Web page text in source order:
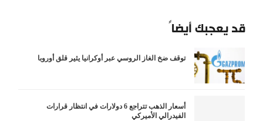
قد يعجبك أيضاً
توقف ضخ الغاز الروسي عبر أوكرانيا يثير قلق أوروبا
أسعار الذهب تتراجع 6 دولارات في انتظار قرارات
الفيدرالي الأميركي